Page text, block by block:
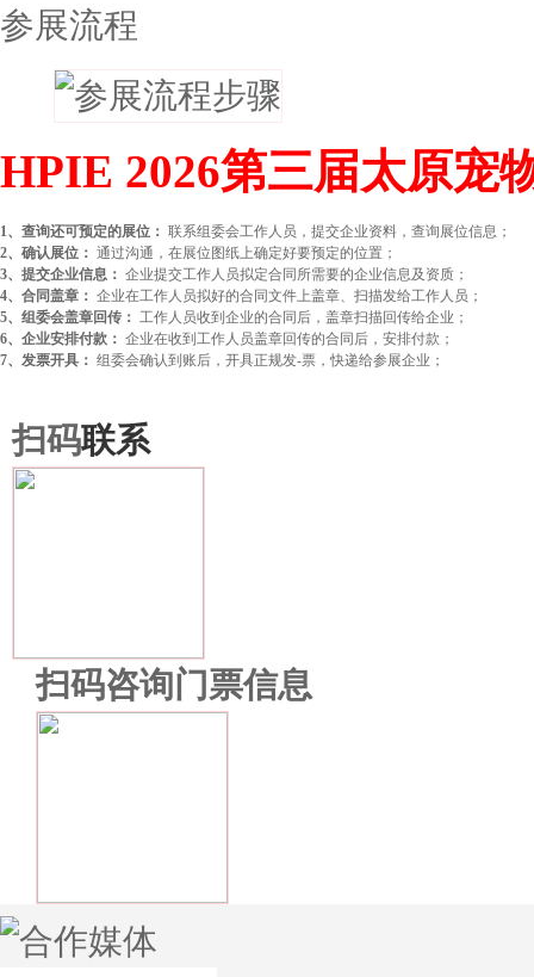
成交成果
参展流程
HPIE 2026第三届太原宠
1、查询还可预定的展位： 联系组委会工作人员，提交企业资料，查询展位信息；
2、确认展位： 通过沟通，在展位图纸上确定好要预定的位置；
3、提交企业信息： 企业提交工作人员拟定合同所需要的企业信息及资质；
4、合同盖章： 企业在工作人员拟好的合同文件上盖章、扫描发给工作人员；
5、组委会盖章回传： 工作人员收到企业的合同后，盖章扫描回传给企业；
6、企业安排付款： 企业在收到工作人员盖章回传的合同后，安排付款；
7、发票开具： 组委会确认到账后，开具正规发-票，快递给参展企业；
扫码联系
扫码咨询门票信息